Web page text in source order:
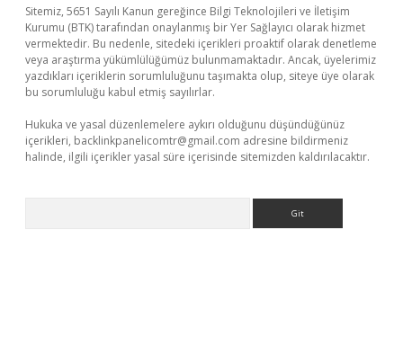
Sitemiz, 5651 Sayılı Kanun gereğince Bilgi Teknolojileri ve İletişim
Kurumu (BTK) tarafından onaylanmış bir Yer Sağlayıcı olarak hizmet
vermektedir. Bu nedenle, sitedeki içerikleri proaktif olarak denetleme
veya araştırma yükümlülüğümüz bulunmamaktadır. Ancak, üyelerimiz
yazdıkları içeriklerin sorumluluğunu taşımakta olup, siteye üye olarak
bu sorumluluğu kabul etmiş sayılırlar.
Hukuka ve yasal düzenlemelere aykırı olduğunu düşündüğünüz
içerikleri, backlinkpanelicomtr@gmail.com adresine bildirmeniz
halinde, ilgili içerikler yasal süre içerisinde sitemizden kaldırılacaktır.